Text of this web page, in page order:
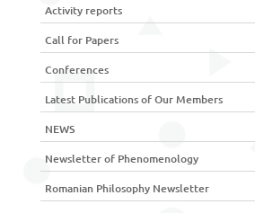
Activity reports
Call for Papers
Conferences
Latest Publications of Our Members
NEWS
Newsletter of Phenomenology
Romanian Philosophy Newsletter